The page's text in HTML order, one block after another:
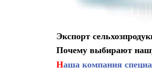
Экспорт
Почему выбирают
Наша компания